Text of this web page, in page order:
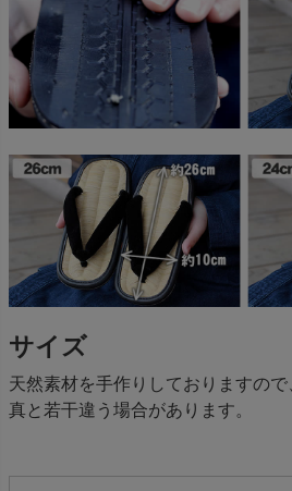
サイズ
天然素材を手作りしておりますの
真と若干違う場合があります。